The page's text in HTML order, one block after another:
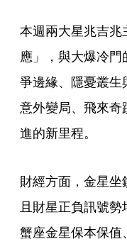
本週兩大星兆吉
應」，與大爆冷
爭邊緣、隱憂叢
意外變局、飛來
進的新里程。
財經方面，金星
且財星正負訊號
蟹座金星保本保